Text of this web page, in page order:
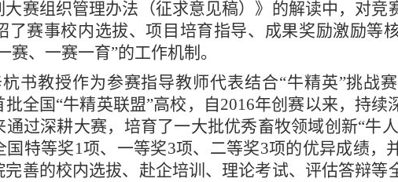
赛组织管理办法（征求意见稿）》的解读中，对竞
了赛事校内选拔、项目培育指导、成果奖励激励等
赛、一赛一育”的工作机制。
书教授作为参赛指导教师代表结合“牛精英”挑战
全国“牛精英联盟”高校，自2016年创赛以来，持续
过深耕大赛，培育了一大批优秀畜牧领域创新“牛
特等奖1项、一等奖3项、二等奖3项的优异成绩，
善的校内选拔、赴企培训、理论考试、评估答辩等